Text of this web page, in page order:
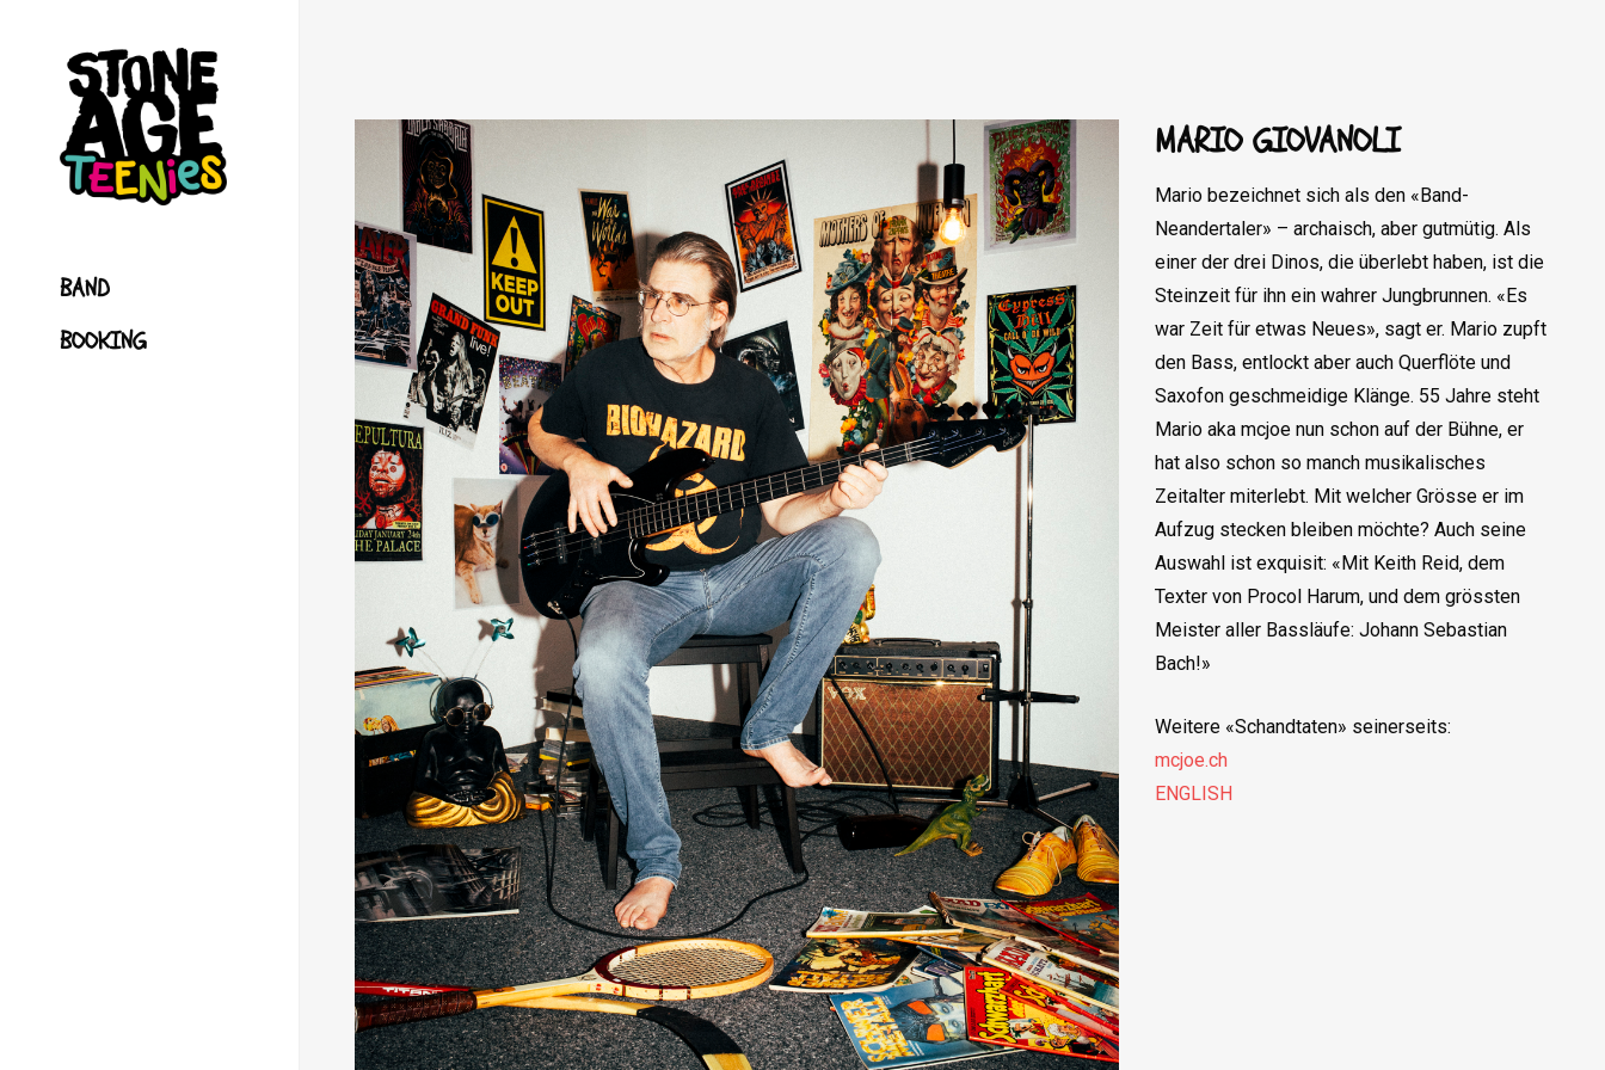
BAND
BOOKING
MARIO GIOVANOLI
Mario bezeichnet sich als den «Band-
Neandertaler» – archaisch, aber gutmütig. Als
einer der drei Dinos, die überlebt haben, ist die
Steinzeit für ihn ein wahrer Jungbrunnen. «Es
war Zeit für etwas Neues», sagt er. Mario zupft
den Bass, entlockt aber auch Querflöte und
Saxofon geschmeidige Klänge. 55 Jahre steht
Mario aka mcjoe nun schon auf der Bühne, er
hat also schon so manch musikalisches
Zeitalter miterlebt. Mit welcher Grösse er im
Aufzug stecken bleiben möchte? Auch seine
Auswahl ist exquisit: «Mit Keith Reid, dem
Texter von Procol Harum, und dem grössten
Meister aller Bassläufe: Johann Sebastian
Bach!»
Weitere «Schandtaten» seinerseits:
mcjoe.ch
ENGLISH